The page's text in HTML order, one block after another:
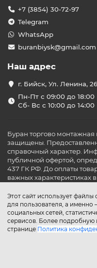
Этот сайт использует
для пользователя, а
социальных сетей,
сервисов. Более
странице Политика
+7 (3854) 30-72-97
Telegram
WhatsApp
buranbiysk@gmail.com
Наш адрес
г. Бийск, Ул. Ленина,
Пн-Пт с 09:00 до 18:00
Сб- Вс с 10:00 до 14:00
Буран торгово
защищены.
справочный характер.
публичной офертой,
437 ГК РФ. До оплаты
важных характеристиках